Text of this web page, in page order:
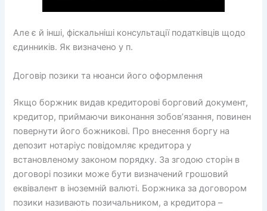
Але є й інші, фіскальніші консультації податківців щодо
єдинників. Як визначено у п.
Договір позики та нюанси його оформлення
Якщо боржник видав кредиторові борговий документ,
кредитор, приймаючи виконання зобов’язання, повинен
повернути його божникові. Про внесення боргу на
депозит нотаріус повідомляє кредитора у
встановленому законом порядку. За згодою сторін в
договорі позики може бути визначений грошовий
еквівалент в іноземній валюті. Боржника за договором
позики називають позичальником, а кредитора –